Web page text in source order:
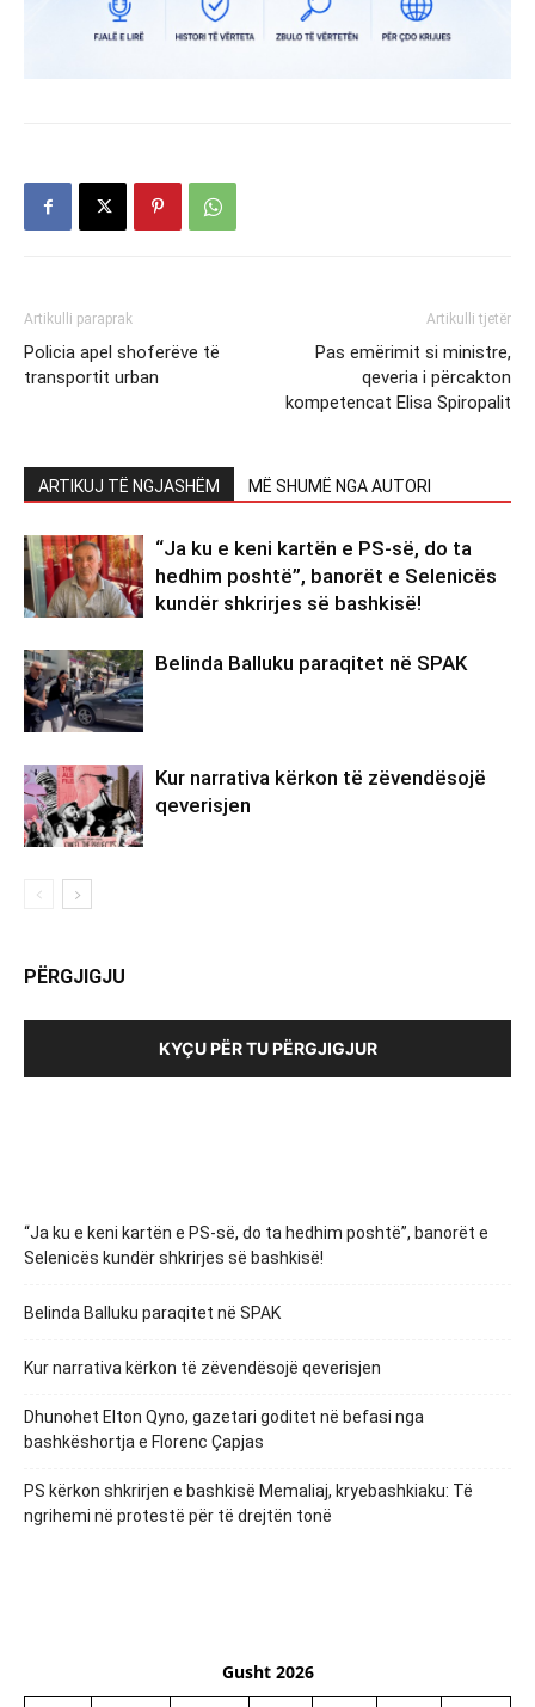
Artikulli paraprak
Policia apel shoferëve të
transportit urban
Artikulli tjetër
Pas emërimit si ministre,
qeveria i përcakton
kompetencat Elisa Spiropalit
ARTIKUJ TË NGJASHËM MË SHUMË NGA AUTORI
“Ja ku e keni kartën e PS-së, do ta
hedhim poshtë”, banorët e Selenicës
kundër shkrirjes së bashkisë!
Belinda Balluku paraqitet në SPAK
Kur narrativa kërkon të zëvendësojë
qeverisjen
PËRGJIGJU
KYÇU PËR TU PËRGJIGJUR
“Ja ku e keni kartën e PS-së, do ta hedhim poshtë”, banorët e
Selenicës kundër shkrirjes së bashkisë!
Belinda Balluku paraqitet në SPAK
Kur narrativa kërkon të zëvendësojë qeverisjen
Dhunohet Elton Qyno, gazetari goditet në befasi nga
bashkëshortja e Florenc Çapjas
PS kërkon shkrirjen e bashkisë Memaliaj, kryebashkiaku: Të
ngrihemi në protestë për të drejtën tonë
Gusht 2026